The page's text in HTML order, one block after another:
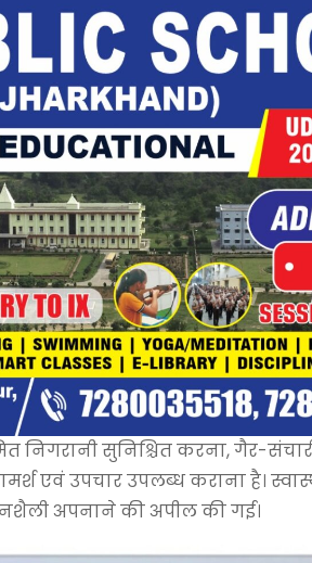
निगरानी सुनिश्चित करना, गैर-
एवं उपचार उपलब्ध कराना है।
अपनाने की अपील की गई।